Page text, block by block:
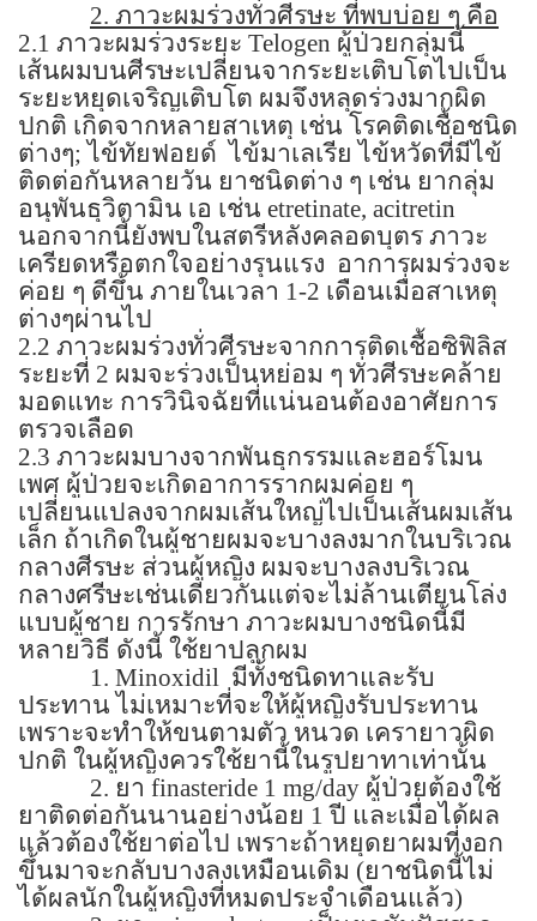
2. ภาวะผมร่วงทั่วศีรษะ ที่พบบ่อย ๆ คือ
2.1 ภาวะผมร่วงระยะ Telogen ผู้ป่วยกลุ่มนี้
เส้นผมบนศีรษะเปลี่ยนจากระยะเติบโตไปเป็น
ระยะหยุดเจริญเติบโต ผมจึงหลุดร่วงมากผิด
ปกติ เกิดจากหลายสาเหตุ เช่น โรคติดเชื้อชนิด
ต่างๆ;ไข้ทัยฟอยด์ ไข้มาเลเรีย ไข้หวัดที่มีไข้
ติดต่อกันหลายวัน ยาชนิดต่าง ๆ เช่น ยากลุ่ม
อนุพันธุวิตามิน เอ เช่น etretinate, acitretin
นอกจากนี้ยังพบในสตรีหลังคลอดบุตร ภาวะ
เครียดหรือตกใจอย่างรุนแรง อาการผมร่วงจะ
ค่อย ๆ ดีขึ้น ภายในเวลา 1-2 เดือนเมื่อสาเหตุ
ต่างๆผ่านไป
2.2 ภาวะผมร่วงทั่วศีรษะจากการติดเชื้อซิฟิลิส
ระยะที่ 2 ผมจะร่วงเป็นหย่อม ๆ ทั่วศีรษะคล้าย
มอดแทะ การวินิจฉัยที่แน่นอนต้องอาศัยการ
ตรวจเลือด
2.3 ภาวะผมบางจากพันธุกรรมและฮอร์โมน
เพศ ผู้ป่วยจะเกิดอาการรากผมค่อย ๆ
เปลี่ยนแปลงจากผมเส้นใหญ่ไปเป็นเส้นผมเส้น
เล็ก ถ้าเกิดในผู้ชายผมจะบางลงมากในบริเวณ
กลางศีรษะ ส่วนผู้หญิง ผมจะบางลงบริเวณ
กลางศรีษะเช่นเดียวกันแต่จะไม่ล้านเตียนโล่ง
แบบผู้ชาย การรักษา ภาวะผมบางชนิดนี้มี
หลายวิธี ดังนี้ ใช้ยาปลูกผม
1. Minoxidil มีทั้งชนิดทาและรับ
ประทาน ไม่เหมาะที่จะให้ผู้หญิงรับประทาน
เพราะจะทำให้ขนตามตัว หนวด เครายาวผิด
ปกติ ในผู้หญิงควรใช้ยานี้ในรูปยาทาเท่านั้น
2. ยา finasteride 1 mg/day ผู้ป่วยต้องใช้
ยาติดต่อกันนานอย่างน้อย 1ปี และเมื่อได้ผล
แล้วต้องใช้ยาต่อไป เพราะถ้าหยุดยาผมที่งอก
ขึ้นมาจะกลับบางลงเหมือนเดิม (ยาชนิดนี้ไม่
ได้ผลนักในผู้หญิงที่หมดประจำเดือนแล้ว)